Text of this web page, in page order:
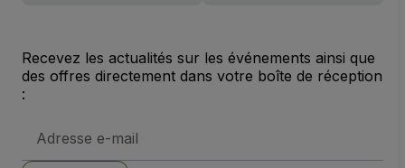
Recevez les actualités sur les événements ainsi que
des offres directement dans votre boîte de réception
:
e-